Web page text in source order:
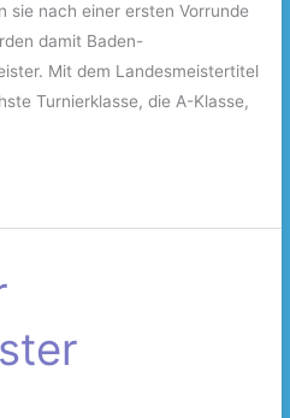
sie nach einer ersten Vorrunde
damit Baden-
Mit dem Landesmeistertitel
Turnierklasse, die A-Klasse,